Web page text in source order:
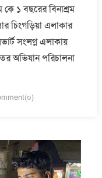
১ বছরের বিনাশ্রম
চিংগড়িয়া এলাকার
সংলগ্ন এলাকায়
অভিযান পরিচালনা